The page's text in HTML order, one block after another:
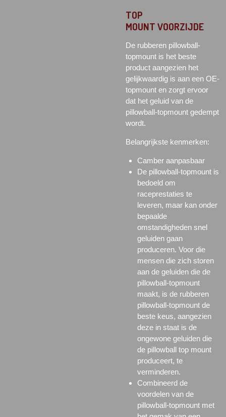
TOP
MOUNT VOORZIJDE
De rubberen pillowball-
topmount is het beste
product aangezien het
gelijkwaardig is aan een OE-
topmount en zorgt ervoor
dat het geluid van de
pillowball-topmount gedempt
wordt.
Belangrijkste kenmerken:
Camber aanpasbaar
De pillowball-topmount is
bedoeld om
raceprestaties te
leveren, maar kan onder
bepaalde
omstandigheden snel
geluiden gaan
produceren. Voor die
mensen die zich storen
aan de geluiden die de
pillowball-topmount
maakt, is de rubberen
pillowball-topmount de
beste keus, aangezien
deze in staat is de
ongewone geluiden die
de pillowball top mount
produceert, te
verminderen.
Combineerd de
voordelen van de
pillowball-topmount met